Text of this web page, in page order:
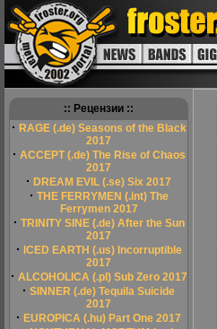
:: Рецензии ::
· RAGE (.de) Seasons of the Black
2017
· ACCEPT (.de) The Rise of Chaos
2017
· DREAM EVIL (.se) Six 2017
· THE FERRYMEN (.int) The
Ferrymen 2017
· TRINITY SINE (.de) After the Sun
2017
· ICED EARTH (.us) Incorruptible
2017
· ALCOHOLICA (.pl) Sub Zero 2017
· SINNER (.de) Tequila Suicide
2017
· EUROPICA (.hu) Part One 2017